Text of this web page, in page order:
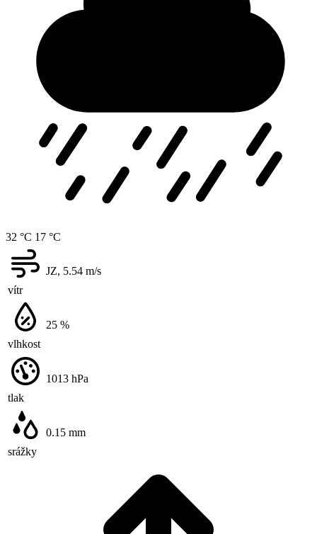
32 °C 17 °C
vítr
JZ, 5.54 m/s
vlhkost
25 %
tlak
1013 hPa
srážky
0.15 mm